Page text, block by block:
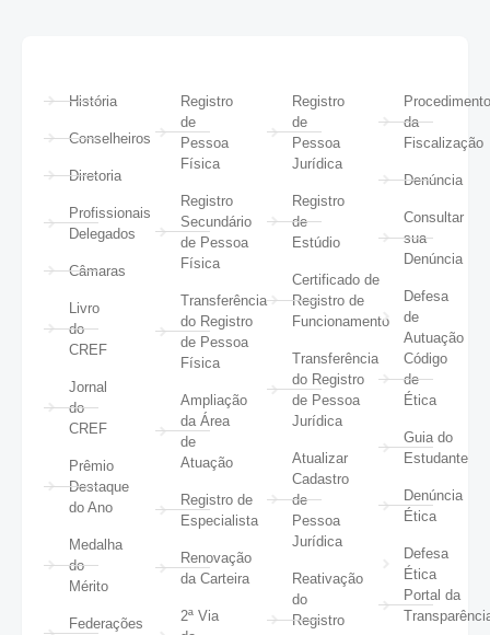
História
Conselheiros
Diretoria
Profissionais
Delegados
Câmaras
Livro
do
CREF
Jornal
do
CREF
Prêmio
Destaque
do Ano
Medalha
do
Mérito
Federações
Registro
de
Pessoa
Física
Registro
Secundário
de Pessoa
Física
Transferência
do Registro
de Pessoa
Física
Ampliação
da Área
de
Atuação
Registro de
Especialista
Renovação
da Carteira
2ª Via
Registro
de
Pessoa
Jurídica
Registro
de
Estúdio
Certificado de
Registro de
Funcionamento
Transferência
do Registro
de Pessoa
Jurídica
Atualizar
Cadastro
de
Pessoa
Jurídica
Reativação
do
Registro
da
Fiscalização
Denúncia
Consultar
sua
Denúncia
Defesa
de
Autuação
Código
de
Ética
Guia do
Estudante
Denúncia
Ética
Defesa
Ética
Portal da